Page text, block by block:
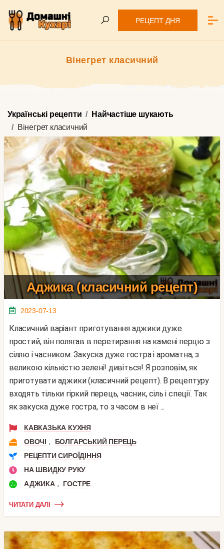
РЕЦЕПТ ДНЯ
Вінегрет класичний
Українські рецепти
Найчастіше шукають
Вінегрет класичний
Аджика (класичний рецепт)
2023-07-13
Класичний варіант приготування аджики дуже
простий, він полягав в перетирання на камені перцю з
сіллю і часником. Закуска дуже гостра і ароматна, з
великою кількістю зелені! дивіться! Я розповім, як
приготувати аджики (класичний рецепт). В рецептуру
входять тільки гіркий перець, часник, сіль і спеції. Так
як закуска дуже гостра, то з часом в неї ...
КАВКАЗЬКА КУХНЯ
ОВОЧІ ,
БОЛГАРСЬКИЙ ПЕРЕЦЬ
РЕЦЕПТИ СИРОЇДІННЯ
НА ШВИДКУ РУКУ
АДЖИКА , ГОСТРЕ
ЧИТАТИ ДАЛІ